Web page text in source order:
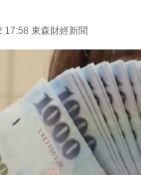
17:58 東森財經新聞